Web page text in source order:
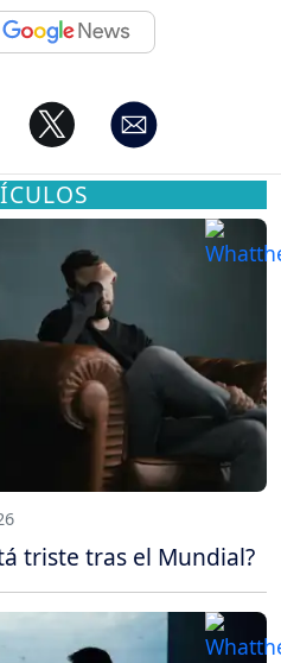
triste tras el Mundial?